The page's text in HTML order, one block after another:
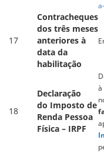
17
Contracheques
dos três meses
anteriores à
data da
habilitação
18
Declaração
do Imposto de
Renda Pessoa
Física – IRPF
à